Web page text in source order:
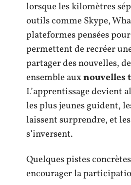
lorsque les kilomètres
outils comme Skype,
plateformes pensées
permettent de recréer
partager des nouvelles,
ensemble auxnouvelles
L’apprentissage devient
les plus jeunes guident,
laissent surprendre, et
s’inversent.
Quelques pistes
encourager la